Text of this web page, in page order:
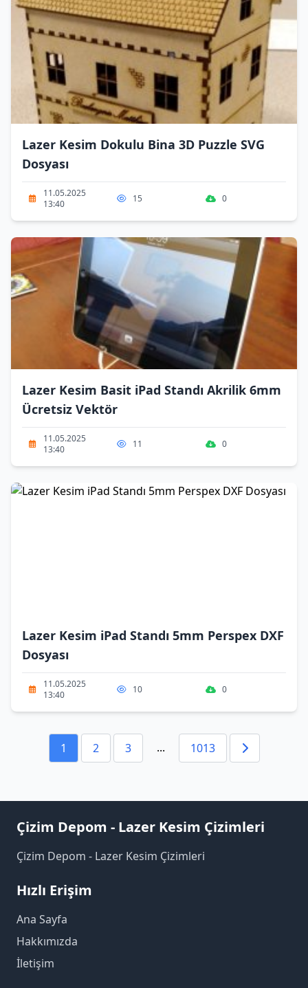
Lazer Kesim Dokulu Bina 3D Puzzle SVG
Dosyası
11.05.2025
13:40
15 0
Lazer Kesim Basit iPad Standı Akrilik 6mm
Ücretsiz Vektör
11.05.2025
13:40
11 0
Lazer Kesim iPad Standı 5mm Perspex DXF
Dosyası
11.05.2025
13:40
10 0
1 2 3 ... 1013
Çizim Depom - Lazer Kesim Çizimleri
Çizim Depom - Lazer Kesim Çizimleri
Hızlı Erişim
Ana Sayfa
Hakkımızda
İletişim